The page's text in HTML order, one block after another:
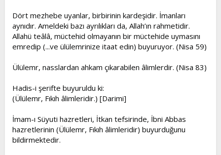
Dört mezhebe uyanlar, birbirinin kardeşidir. İmanları
aynıdır. Ameldeki bazı ayrılıkları da, Allah’ın rahmetidir.
Allahü teâlâ, müctehid olmayanın bir müctehide uymasını
emredip (...ve ülülemrinize itaat edin) buyuruyor. (Nisa 59)
Ülülemr, nasslardan ahkam çıkarabilen âlimlerdir. (Nisa 83)
Hadis-i şerifte buyuruldu ki:
(Ülülemr, Fıkıh âlimleridir.) [Darimi]
İmam-ı Süyuti hazretleri, İtkan tefsirinde, İbni Abbas
hazretlerinin (Ülülemr, Fıkıh âlimleridir) buyurduğunu
bildirmektedir.